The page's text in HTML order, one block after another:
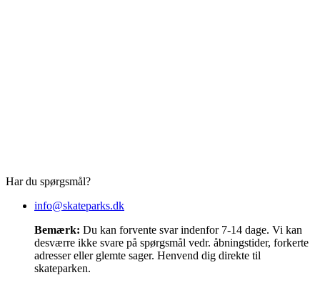
Har du spørgsmål?
info@skateparks.dk
Bemærk: Du kan forvente svar indenfor 7-14 dage. Vi kan
desværre ikke svare på spørgsmål vedr. åbningstider, forkerte
adresser eller glemte sager. Henvend dig direkte til
skateparken.